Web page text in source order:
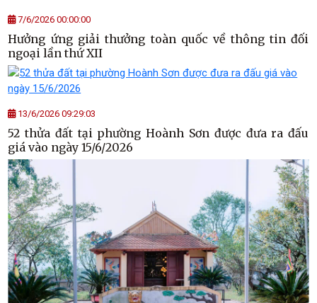
7/6/2026 00:00:00
Hưởng ứng giải thưởng toàn quốc về thông tin đối
ngoại lần thứ XII
13/6/2026 09:29:03
52 thửa đất tại phường Hoành Sơn được đưa ra đấu
giá vào ngày 15/6/2026